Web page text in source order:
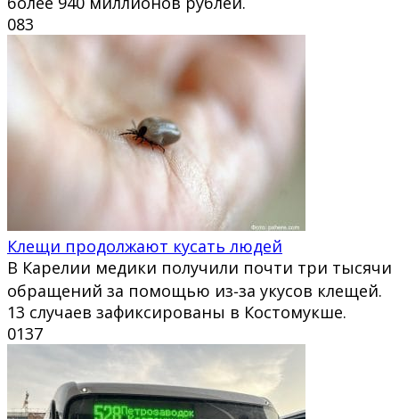
083
Клещи продолжают кусать людей
В Карелии медики получили почти три тысячи
обращений за помощью из‑за укусов клещей.
13 случаев зафиксированы в Костомукше.
0137